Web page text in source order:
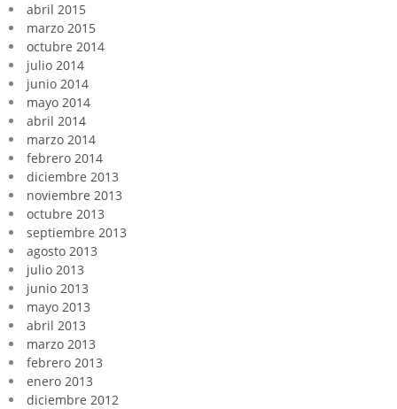
abril 2015
marzo 2015
octubre 2014
julio 2014
junio 2014
mayo 2014
abril 2014
marzo 2014
febrero 2014
diciembre 2013
noviembre 2013
octubre 2013
septiembre 2013
agosto 2013
julio 2013
junio 2013
mayo 2013
abril 2013
marzo 2013
febrero 2013
enero 2013
diciembre 2012